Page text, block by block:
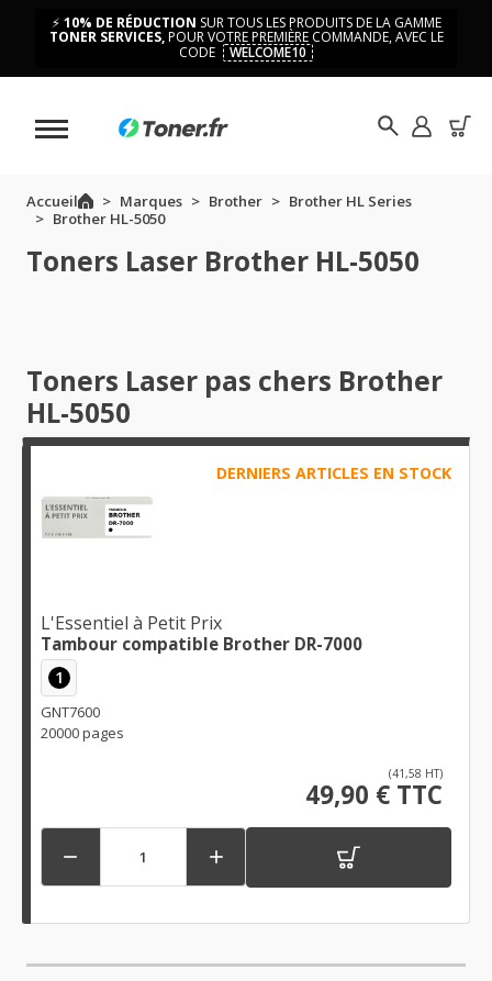
⚡ 10% DE RÉDUCTION SUR TOUS LES PRODUITS DE LA GAMME
TONER SERVICES,POUR VOTRE PREMIÈRE COMMANDE, AVEC LE
CODE
WELCOME10
Accueil Marques Brother
Brother HL Series
Brother HL-5050
Toners Laser Brother HL-5050
Toners Laser pas chers Brother
HL-5050
DERNIERS ARTICLES EN STOCK
L'Essentiel à Petit Prix
Tambour compatible Brother DR-7000
1
GNT7600
20000 pages
(41,58 HT)
49,90 € TTC
 